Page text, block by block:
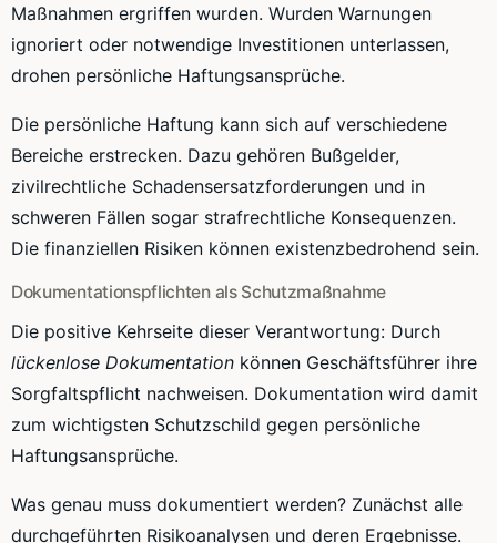
Maßnahmen ergriffen wurden. Wurden Warnungen
ignoriert oder notwendige Investitionen unterlassen,
drohen persönliche Haftungsansprüche.
Die persönliche Haftung kann sich auf verschiedene
Bereiche erstrecken. Dazu gehören Bußgelder,
zivilrechtliche Schadensersatzforderungen und in
schweren Fällen sogar strafrechtliche Konsequenzen.
Die finanziellen Risiken können existenzbedrohend sein.
Dokumentationspflichten als Schutzmaßnahme
Die positive Kehrseite dieser Verantwortung: Durch
lückenlose Dokumentation können Geschäftsführer ihre
Sorgfaltspflicht nachweisen. Dokumentation wird damit
zum wichtigsten Schutzschild gegen persönliche
Haftungsansprüche.
Was genau muss dokumentiert werden? Zunächst alle
durchgeführten Risikoanalysen und deren Ergebnisse.